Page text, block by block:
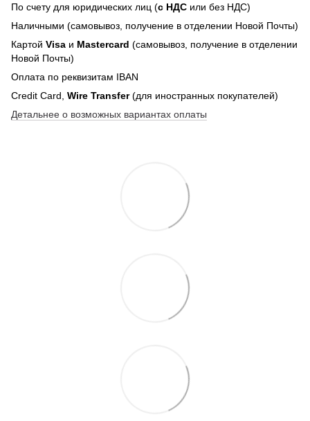
По счету для юридических лиц (с НДС или без НДС)
Наличными (самовывоз, получение в отделении Новой Почты)
Картой Visa и Mastercard (самовывоз, получение в отделении
Новой Почты)
Оплата по реквизитам IBAN
Credit Card, Wire Transfer(для иностранных покупателей)
Детальнее о возможных вариантах оплаты